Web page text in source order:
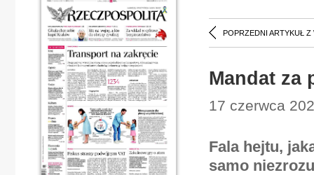
POPRZEDNI ARTYKUŁ Z
Mandat za
17 czerwca
Fala hejtu,
samo